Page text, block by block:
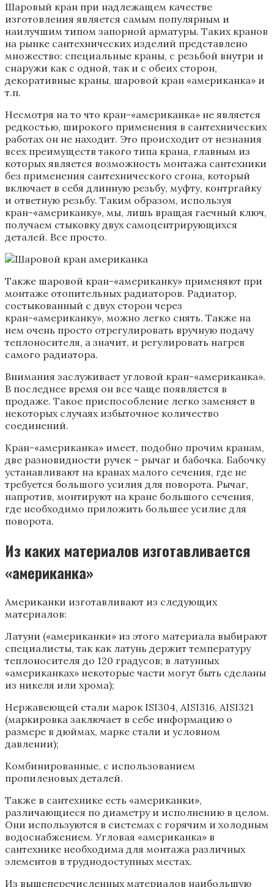
Шаровый кран при надлежащем качестве
изготовления является самым популярным и
наилучшим типом запорной арматуры. Таких кранов
на рынке сантехнических изделий представлено
множество: специальные краны, с резьбой внутри и
снаружи как с одной, так и с обеих сторон,
декоративные краны, шаровой кран «американка» и
т.п.
Несмотря на то что кран-«американка» не является
редкостью, широкого применения в сантехнических
работах он не находит. Это происходит от незнания
всех преимуществ такого типа крана, главным из
которых является возможность монтажа сантехники
без применения сантехнического сгона, который
включает в себя длинную резьбу, муфту, контргайку
и ответную резьбу. Таким образом, используя
кран-«американку», мы, лишь вращая гаечный ключ,
получаем стыковку двух самоцентрирующихся
деталей. Все просто.
Также шаровой кран-«американку» применяют при
монтаже отопительных радиаторов. Радиатор,
состыкованный с двух сторон через
кран-«американку», можно легко снять. Также на
нем очень просто отрегулировать вручную подачу
теплоносителя, а значит, и регулировать нагрев
самого радиатора.
Внимания заслуживает угловой кран-«американка».
В последнее время он все чаще появляется в
продаже. Такое приспособление легко заменяет в
некоторых случаях избыточное количество
соединений.
Кран-«американка» имеет, подобно прочим кранам,
две разновидности ручек – рычаг и бабочка. Бабочку
устанавливают на кранах малого сечения, где не
требуется большого усилия для поворота. Рычаг,
напротив, монтируют на кране большого сечения,
где необходимо приложить большее усилие для
поворота.
Из каких материалов изготавливается
«американка»
Американки изготавливают из следующих
материалов:
Латуни («американки» из этого материала выбирают
специалисты, так как латунь держит температуру
теплоносителя до 120 градусов; в латунных
«американках» некоторые части могут быть сделаны
из никеля или хрома);
Нержавеющей стали марок ISI304, AISI316, AISI321
(маркировка заключает в себе информацию о
размере в дюймах, марке стали и условном
давлении);
Комбинированные, с использованием
пропиленовых деталей.
Также в сантехнике есть «американки»,
различающиеся по диаметру и исполнению в целом.
Они используются в системах с горячим и холодным
водоснабжением. Угловая «американка» в
сантехнике необходима для монтажа различных
элементов в труднодоступных местах.
Из вышеперечисленных материалов наибольшую